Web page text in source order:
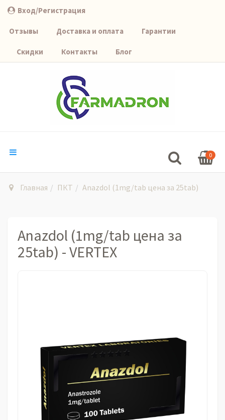
Вход/Регистрация
Отзывы Доставка и оплата Гарантии
Скидки Контакты Блог
0
Главная ПКТ Anazdol (1mg/tab цена за 25tab)
Anazdol (1mg/tab цена за
25tab) - VERTEX